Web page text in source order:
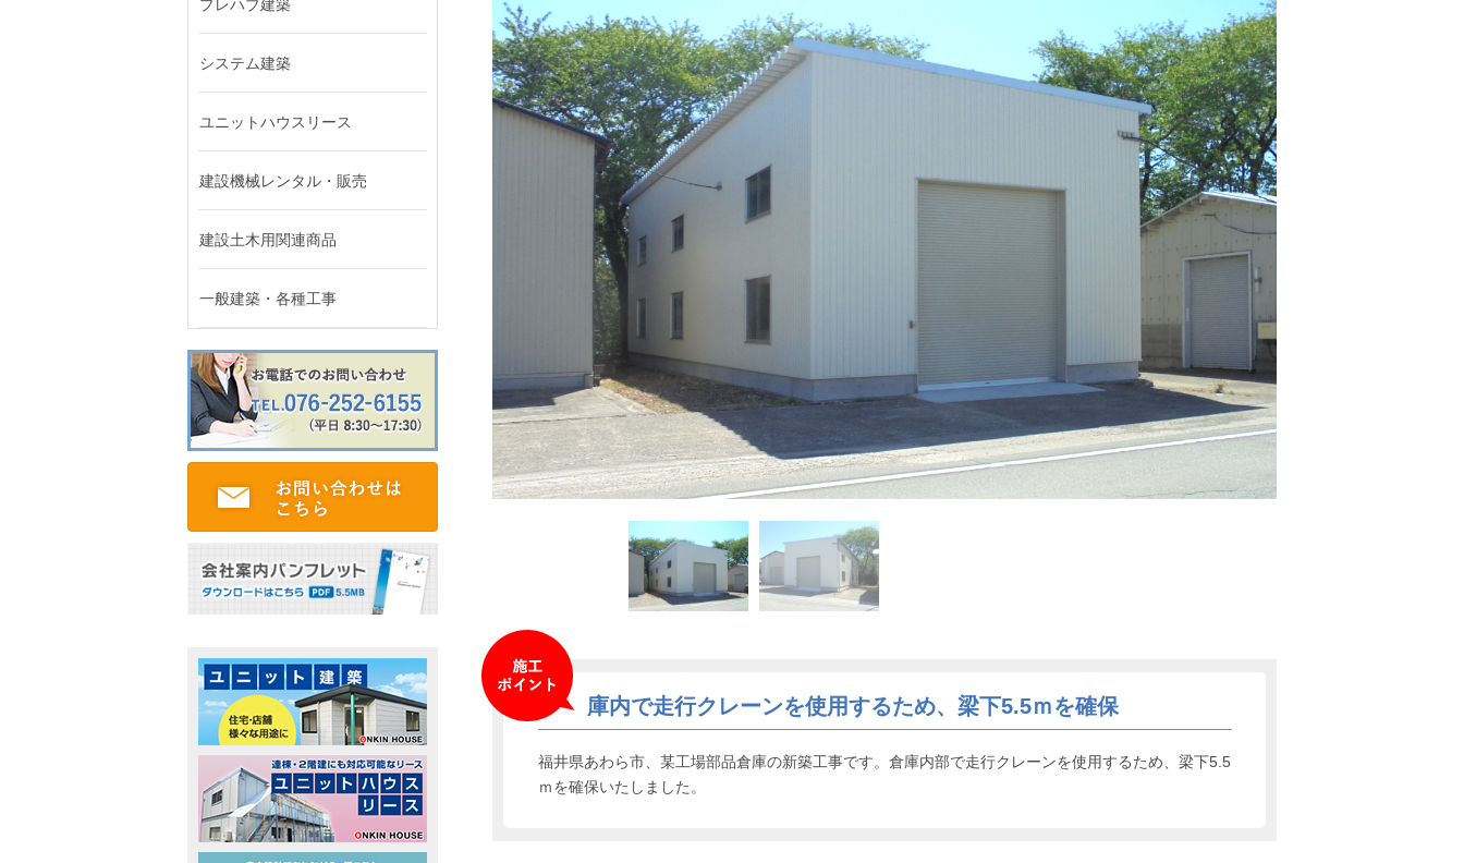
プレハブ建築
システム建築
ユニットハウスリース
建設機械レンタル・販売
建設土木用関連商品
一般建築・各種工事
庫内で走行クレーンを使用するため、梁下5.5ｍを確保
福井県あわら市、某工場部品倉庫の新築工事です。倉庫内部で走行クレーンを使用するため、梁下5.5
ｍを確保いたしました。